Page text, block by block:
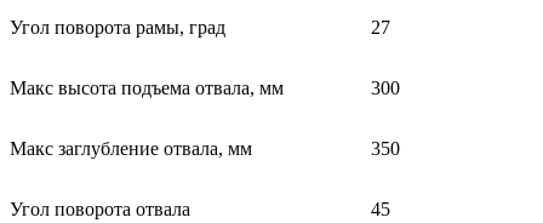
Угол поворота рамы, град 27
Макс высота подъема отвала, мм 300
Макс заглубление отвала, мм 350
Угол поворота отвала 45